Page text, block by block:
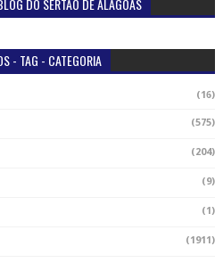
DO SERTÃO DE ALAGOAS
- TAG - CATEGORIA
(16)
(575)
(204)
(9)
(1)
(1911)